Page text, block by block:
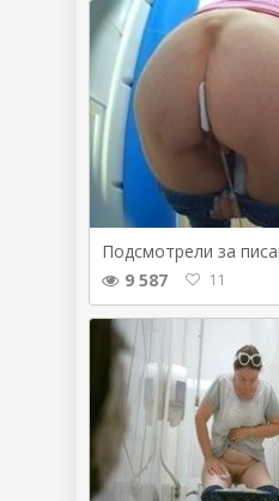
9 587
11